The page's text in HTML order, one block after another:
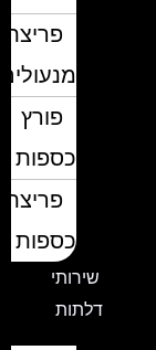
פריצת
מנעולים
פורץ
כספות
פריצת
כספות
שירותי
דלתות